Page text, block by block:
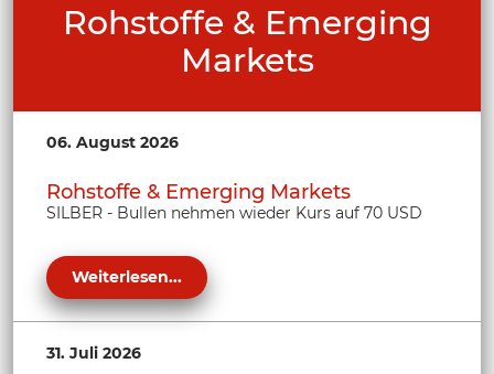
Rohstoffe & Emerging
Markets
06. August 2026
Rohstoffe & Emerging Markets
SILBER - Bullen nehmen wieder Kurs auf 70 USD
Weiterlesen...
31. Juli 2026